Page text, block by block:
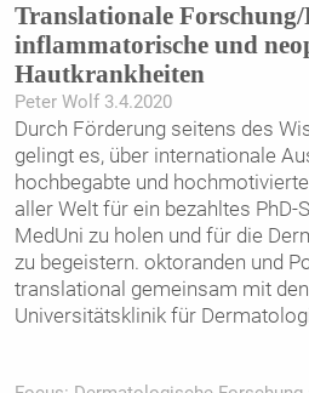
Translationale
inflammatorische und
Hautkrankheiten
Peter Wolf 3.4.2020
Durch Förderung seitens des
gelingt es, über internationale
hochbegabte und
aller Welt für ein bezahltes PhD-
MedUni zu holen und für die
zu begeistern. oktoranden und
translational gemeinsam mit
Universitätsklinik für